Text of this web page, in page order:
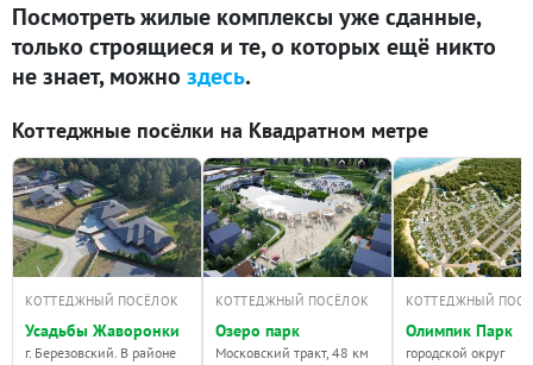
Посмотреть жилые комплексы уже сданные,
только строящиеся и те, о которых ещё никто
не знает, можно здесь.
Коттеджные посёлки на Квадратном метре
КОТТЕДЖНЫЙ ПОСЁЛОК
Усадьбы Жаворонки
г. Березовский. В районе
КОТТЕДЖНЫЙ ПОСЁЛОК
Озеро парк
Московский тракт, 48 км
КОТТЕДЖНЫЙ
Олимпик Парк
городской округ